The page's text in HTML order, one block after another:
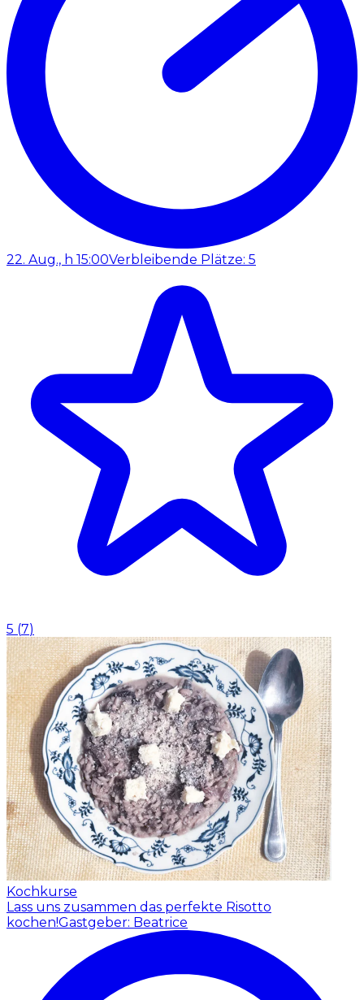
22. Aug., h 15:00Verbleibende Plätze: 5
5 (7)
Kochkurse
Lass uns zusammen das perfekte Risotto
kochen!Gastgeber: Beatrice